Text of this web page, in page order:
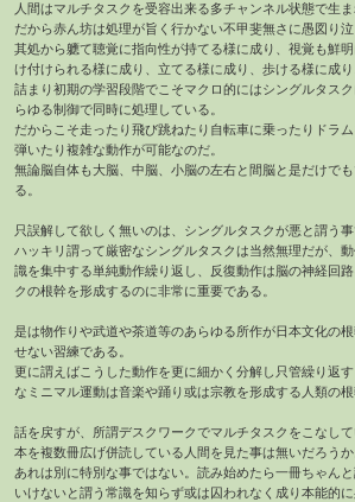
人間はマルチタスクを受容出来る多チャンネル状態で生ま
だから赤ん坊は処理が旨く行かない不甲斐無さに愚図り泣
其処から軈て聴覚に指向性が持てる様に成り、視覚も鮮
け付けられる様に成り、立てる様に成り、歩ける様に成り
詰まり初期の学習段階でこそマクロ的にはシングルタス
らゆる制御で同時に処理している。
だからこそ走ったり飛び跳ねたり自転車に乗ったりドラ
弾いたり複雑な動作が可能なのだ。
無論脳自体も大脳、中脳、小脳の左右と間脳と是だけで
る。
只誤解して欲しく無いのは、シングルタスクが悪と謂う事
ハッキリ謂って厳密なシングルタスクは当然無理だが、
識を集中する単純動作繰り返し、反復動作は脳の神経回
クの根幹を形成するのに非常に重要である。
是は物作りや武道や茶道等のあらゆる所作が日本文化の
せない習練である。
更に謂えばこうした動作を更に細かく分解し只管繰り返
なミニマル運動は音楽や踊り或は宗教を形成する人類の根
話を戻すが、所謂デスクワークでマルチタスクをこなして
本を複数冊広げ併読している人間を見た事は無いだろうか
あれは別に特別な事ではない。読み始めたら一冊ちゃん
いけないと謂う常識を知らず或は囚われなく成り本能的